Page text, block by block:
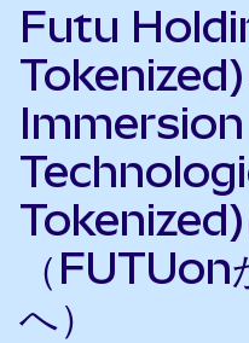
Futu
Immersion
Tokenized)
（
へ）